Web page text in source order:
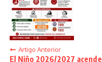
Artigo Anterior
El Niño 2026/2027 acende